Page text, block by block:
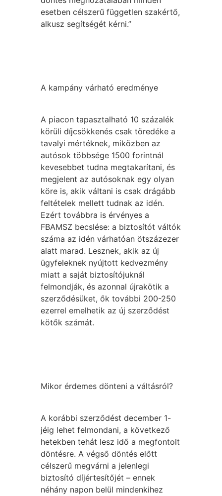
esetben célszerű független szakértő,
alkusz segítségét kérni.”
A kampány várható eredménye
A piacon tapasztalható 10 százalék
körüli díjcsökkenés csak töredéke a
tavalyi mértéknek, miközben az
autósok többsége 1500 forintnál
kevesebbet tudna megtakarítani, és
megjelent az autósoknak egy olyan
köre is, akik váltani is csak drágább
feltételek mellett tudnak az idén.
Ezért továbbra is érvényes a
FBAMSZ becslése: a biztosítót váltók
száma az idén várhatóan ötszázezer
alatt marad. Lesznek, akik az új
ügyfeleknek nyújtott kedvezmény
miatt a saját biztosítójuknál
felmondják, és azonnal újrakötik a
szerződésüket, ők további 200-250
ezerrel emelhetik az új szerződést
kötők számát.
Mikor érdemes dönteni a váltásról?
A korábbi szerződést december 1-
jéig lehet felmondani, a következő
hetekben tehát lesz idő a megfontolt
döntésre. A végső döntés előtt
célszerű megvárni a jelenlegi
biztosító díjértesítőjét – ennek
néhány napon belül mindenkihez